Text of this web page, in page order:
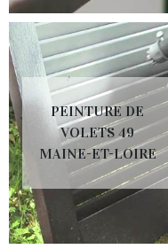
PEINTURE DE
VOLETS 49
MAINE-ET-LOIRE